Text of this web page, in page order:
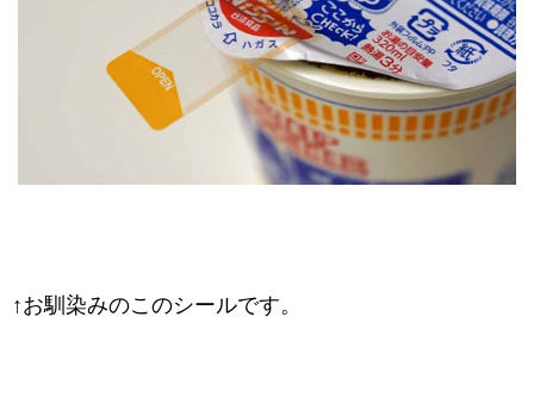
↑お馴染みのこのシールです。